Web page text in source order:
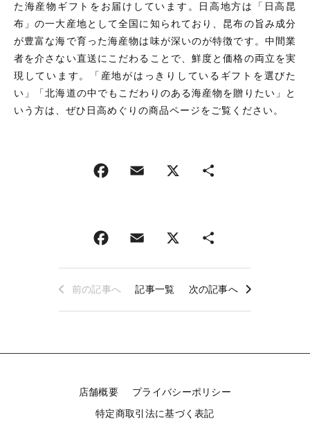
た海産物ギフトをお届けしています。日高地方は「日高昆
布」の一大産地として全国に知られており、昆布の旨み成分
が豊富な海で育った海産物は味が深いのが特徴です。中間業
者を介さない直送にこだわることで、鮮度と価格の両立を実
現しています。「産地がはっきりしているギフトを選びた
い」「北海道の中でもこだわりのある海産物を贈りたい」と
いう方は、ぜひ日高めぐりの商品ページをご覧ください。
前の記事へ 記事一覧 次の記事へ
店舗概要
プライバシーポリシー
特定商取引法に基づく表記